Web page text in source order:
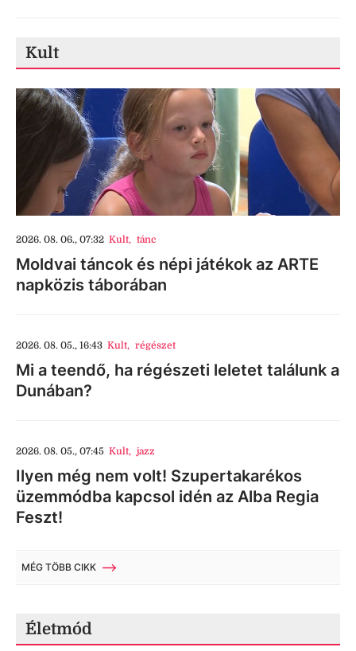
Kult
2026. 08. 06., 07:32 Kult, tánc
Moldvai táncok és népi játékok az ARTE
napközis táborában
2026. 08. 05., 16:43 Kult, régészet
Mi a teendő, ha régészeti leletet találunk a
Dunában?
2026. 08. 05., 07:45 Kult, jazz
Ilyen még nem volt! Szupertakarékos
üzemmódba kapcsol idén az Alba Regia
Feszt!
MÉG TÖBB CIKK
Életmód